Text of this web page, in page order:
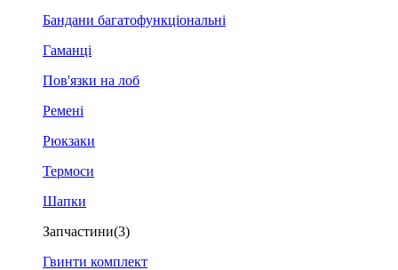
Бандани багатофункціональні
Гаманці
Пов'язки на лоб
Ремені
Рюкзаки
Термоси
Шапки
Запчастини(3)
Гвинти комплект